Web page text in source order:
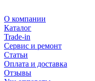
О компании
Каталог
Trade-in
Сервис и ремонт
Статьи
Оплата и доставка
Отзывы